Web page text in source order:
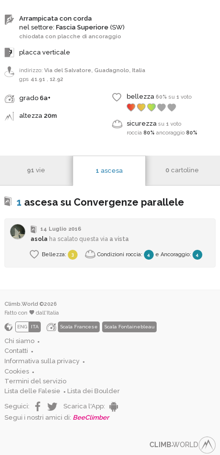
Arrampicata con corda
nel settore: Fascia Superiore (SW)
chiodata con placche di ancoraggio
placca verticale
indirizzo: Via del Salvatore, Guadagnolo, Italia
gps 41.91 , 12.92
grado 6a+
altezza 20m
bellezza60%su1voto
sicurezzasu1voto
roccia80% ancoraggio80%
91vie 1 ascesa 0 cartoline
1 ascesa su Convergenze parallele
14 Luglio 2016
asola ha scalato questa via a vista
Bellezza: 3 Condizioni roccia: 4 e Ancoraggio: 4
Climb.World ©2026
Fatto con
dall'Italia
ENG ITA Scala Francese Scala Fontainebleau
Chi siamo ●
Contatti ●
Informativa sulla privacy ●
Cookies ●
Termini del servizio
Lista delle Falesie
● Lista dei Boulder
Seguici:
Scarica l'App:
Segui i nostri amici di: BeeClimber
CLIMB●WORLD